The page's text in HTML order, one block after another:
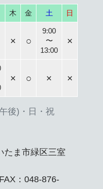
木 金 土 日
× ○
9:00
〜
13:00
×
× ○ × ×
後)・日・祝
たま市緑区三室
：048-876-